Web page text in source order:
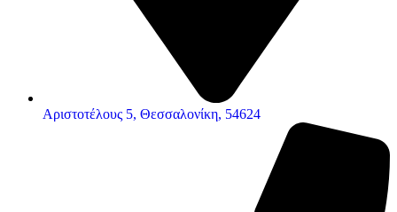
Αριστοτέλους 5, Θεσσαλονίκη, 54624